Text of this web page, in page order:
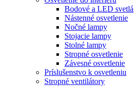
Bodové a LED svetlá
Nástenné osvetlenie
Nočné lampy
Stojacie lampy
Stolné lampy
Stropné osvetlenie
Závesné osvetlenie
Príslušenstvo k osvetleniu
Stropné ventilátory